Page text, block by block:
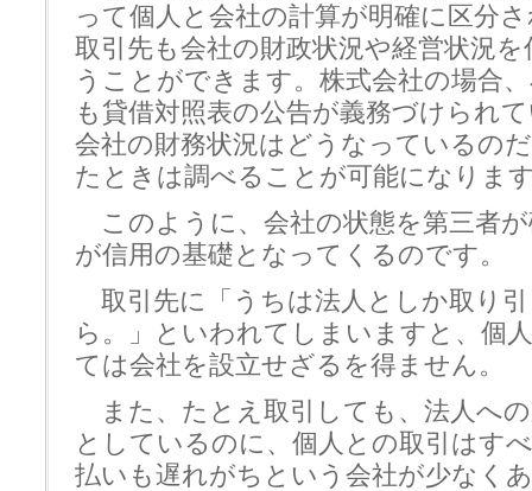
って個人と会社の計算が明確に区分
取引先も会社の財政状況や経営状況
うことができます。株式会社の場合
も貸借対照表の公告が義務づけられ
会社の財務状況はどうなっているの
たときは調べることが可能になりま
このように、会社の状態を第三者
が信用の基礎となってくるのです。
取引先に「うちは法人としか取り
ら。」といわれてしまいますと、個
ては会社を設立せざるを得ません。
また、たとえ取引しても、法人へ
としているのに、個人との取引はす
払いも遅れがちという会社が少なく